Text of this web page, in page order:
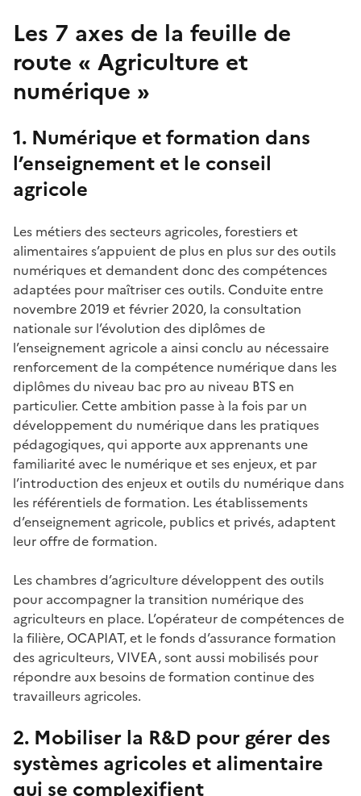
Les 7 axes de la feuille de
route « Agriculture et
numérique »
1. Numérique et formation dans
l’enseignement et le conseil
agricole
Les métiers des secteurs agricoles, forestiers et
alimentaires s’appuient de plus en plus sur des outils
numériques et demandent donc des compétences
adaptées pour maîtriser ces outils. Conduite entre
novembre 2019 et février 2020, la consultation
nationale sur l’évolution des diplômes de
l’enseignement agricole a ainsi conclu au nécessaire
renforcement de la compétence numérique dans les
diplômes du niveau bac pro au niveau BTS en
particulier. Cette ambition passe à la fois par un
développement du numérique dans les pratiques
pédagogiques, qui apporte aux apprenants une
familiarité avec le numérique et ses enjeux, et par
l’introduction des enjeux et outils du numérique dans
les référentiels de formation. Les établissements
d’enseignement agricole, publics et privés, adaptent
leur offre de formation.
Les chambres d’agriculture développent des outils
pour accompagner la transition numérique des
agriculteurs en place. L’opérateur de compétences de
la filière, OCAPIAT, et le fonds d’assurance formation
des agriculteurs, VIVEA, sont aussi mobilisés pour
répondre aux besoins de formation continue des
travailleurs agricoles.
2. Mobiliser la R&D pour gérer des
systèmes agricoles et alimentaire
qui se complexifient